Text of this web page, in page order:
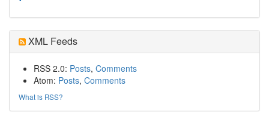
XML Feeds
RSS 2.0: Posts, Comments
Atom: Posts, Comments
What is RSS?